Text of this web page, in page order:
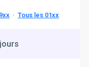
· Tous les 01xx